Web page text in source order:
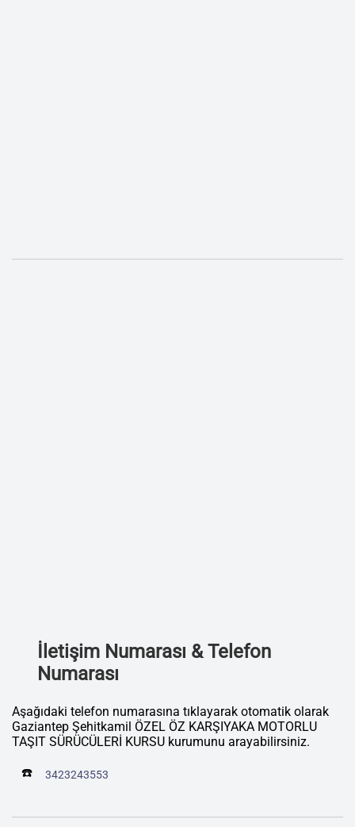
İletişim Numarası & Telefon
Numarası
Aşağıdaki telefon numarasına tıklayarak otomatik olarak
Gaziantep Şehitkamil ÖZEL ÖZ KARŞIYAKA MOTORLU
TAŞIT SÜRÜCÜLERİ KURSU kurumunu arayabilirsiniz.
☎️ 3423243553